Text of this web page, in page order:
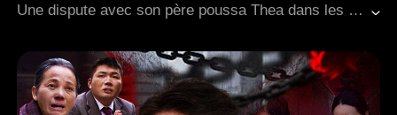
Une dispute avec son père poussa Thea dans les bras de Danny, son prétendu sauveur, pour finalement découvrir qu'il était pris dans une toile de mensonges avec sa belle-sœur. Anéantie, elle épousa Felix, un patient supposé végétatif, qui en réalité simulait sa maladie par amour secret pour elle depuis des années. Alors que le lien entre Thea et Felix se renforçait, Danny eut une soudaine prise de conscience : il avait toujours été amoureux d'elle. Il découvrit également que la faveur qui lui avait sauvé la vie des années auparavant n'était qu'une invention, mais ces révélations arrivèrent trop tard pour changer le cours des événements.